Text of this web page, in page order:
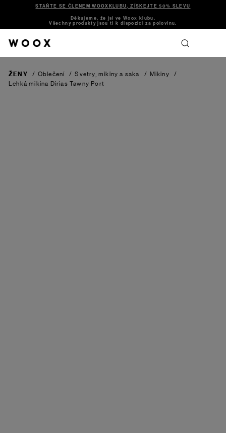
STAŇTE SE ČLENEM WOOXKLUBU, ZÍSKEJTE 50% SLEVU
Děkujeme, že jsi ve Woox klubu.
Všechny produkty jsou ti k dispozici za polovinu.
ŽENY / Oblečení / Svetry, mikiny a saka / Mikiny
/
Lehká mikina Dirias Tawny Port